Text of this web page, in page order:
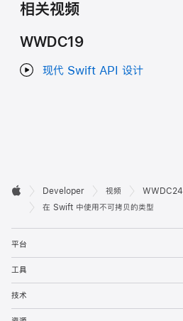
相关视频
WWDC19
现代 Swift API 设计
开
者
页
脚

Apple
Developer 视频
WWDC24
在 Swift 中使用不可拷贝的类型
平台
工具
技术